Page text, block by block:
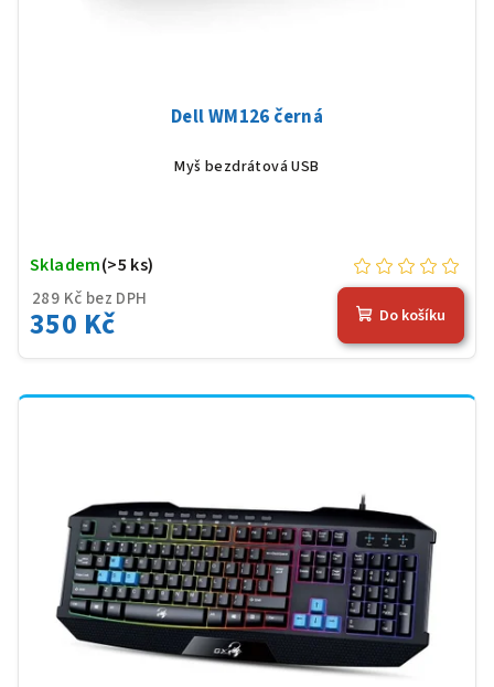
Dell WM126 černá
Myš bezdrátová USB
289 Kč bez DPH
350 Kč
Skladem(>5 ks)
Do košíku